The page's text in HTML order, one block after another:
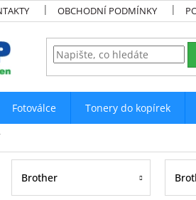
OBCHODNÍ PODMÍNKY
Fotoválce Tonery do kopírek
Brother